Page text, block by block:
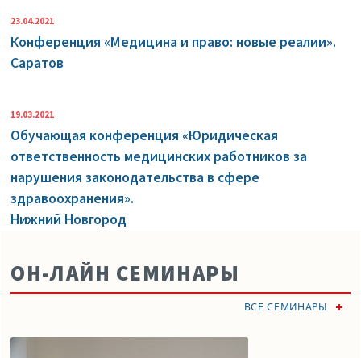
23.04.2021
Конференция «Медицина и право: новые реалии».
Саратов
19.03.2021
Обучающая конференция «Юридическая
ответственность медицинских работников за
нарушения законодательства в сфере
здравоохранения».
Нижний Новгород
ОН-ЛАЙН СЕМИНАРЫ
ВСЕ СЕМИНАРЫ